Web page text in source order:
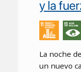
y la
La noche
un nuevo